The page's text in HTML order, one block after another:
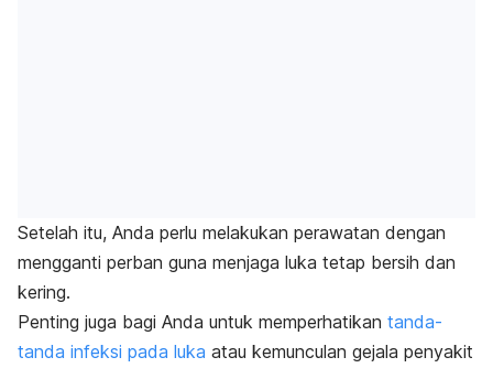
Setelah itu, Anda perlu melakukan perawatan dengan
mengganti perban guna menjaga luka tetap bersih dan
kering.
Penting juga bagi Anda untuk memperhatikan tanda-
tanda infeksi pada luka atau kemunculan gejala penyakit